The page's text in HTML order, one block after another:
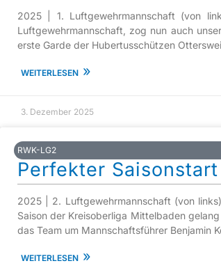
2025 | 1. Luftgewehrmannschaft (von
Luftgewehrmannschaft, zog nun auch
erste Garde der Hubertusschützen
WEITERLESEN »
3. Dezember 2025
RWK-LG2
Perfekter
2025 | 2. Luftgewehrmannschaft (von
Saison der Kreisoberliga Mittelbaden
das Team um Mannschaftsführer Benjamin
WEITERLESEN »